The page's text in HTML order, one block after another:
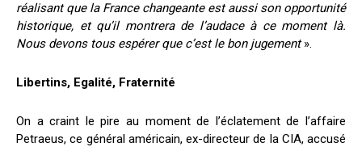
réalisant que la France changeante est aussi son opportunité
historique, et qu’il montrera de l’audace à ce moment là.
Nous devons tous espérer que c’est le bon jugement».
Libertins, Egalité, Fraternité
On a craint le pire au moment de l’éclatement de l’affaire
Petraeus, ce général américain, ex-directeur de la CIA, accusé